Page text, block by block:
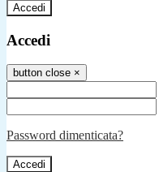
Accedi
Accedi
button close ×
Password dimenticata?